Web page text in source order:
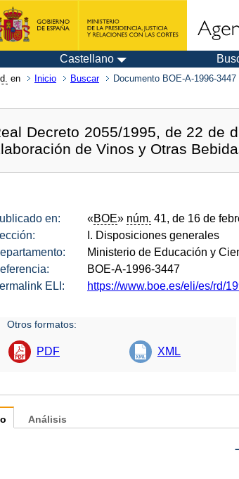
Castellano
en Inicio Buscar Documento BOE-A-1996-3447
Decreto 2055/1995, de 22 de
de Vinos y Otras
en: «BOE» núm. 41, de 16 de
I. Disposiciones generales
Ministerio de Educación y
BOE-A-1996-3447
ELI:
https://www.boe.es/eli/es/rd/
Otros formatos:
PDF XML
Análisis